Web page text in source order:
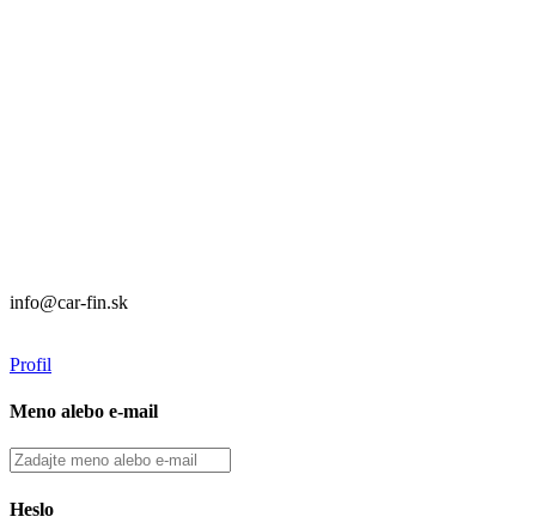
info@car-fin.sk
Profil
Meno alebo e-mail
Heslo